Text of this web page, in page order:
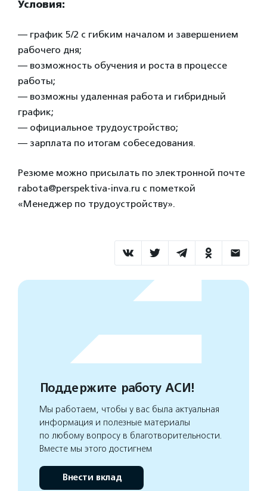
Условия:
— график 5/2 с гибким началом и завершением
рабочего дня;
— возможность обучения и роста в процессе
работы;
— возможны удаленная работа и гибридный
график;
— официальное трудоустройство;
— зарплата по итогам собеседования.
Резюме можно присылать по электронной почте
rabota@perspektiva-inva.ru с пометкой
«Менеджер по трудоустройству».
Поддержите работу АСИ!
Мы работаем, чтобы у вас была актуальная
информация и полезные материалы
по любому вопросу в благотворительности.
Вместе мы этого достигнем
Внести вклад